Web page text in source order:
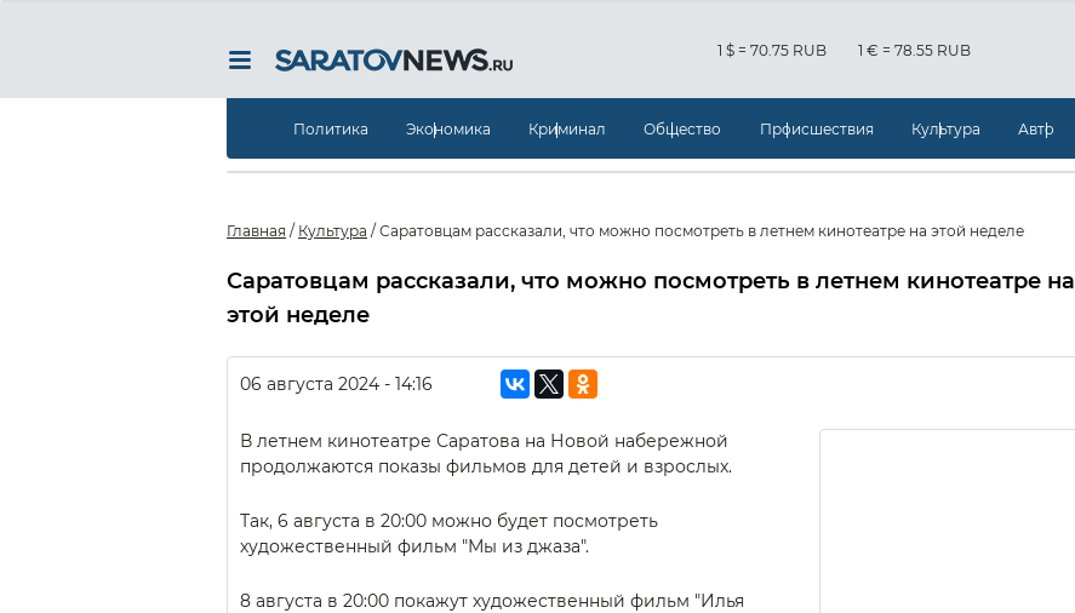
1 $ = 70.75 RUB 1 € = 78.55 RUB
Политика Экономика Криминал Общество Происшествия Культура Авто
Главная / Культура / Саратовцам рассказали, что можно посмотреть в летнем кинотеатре на этой неделе
Саратовцам рассказали, что можно посмотреть в летнем кинотеатре на
этой неделе
06 августа 2024 - 14:16
В летнем кинотеатре Саратова на Новой набережной
продолжаются показы фильмов для детей и взрослых.
Так, 6 августа в 20:00 можно будет посмотреть
художественный фильм "Мы из джаза".
8 августа в 20:00 покажут художественный фильм "Илья